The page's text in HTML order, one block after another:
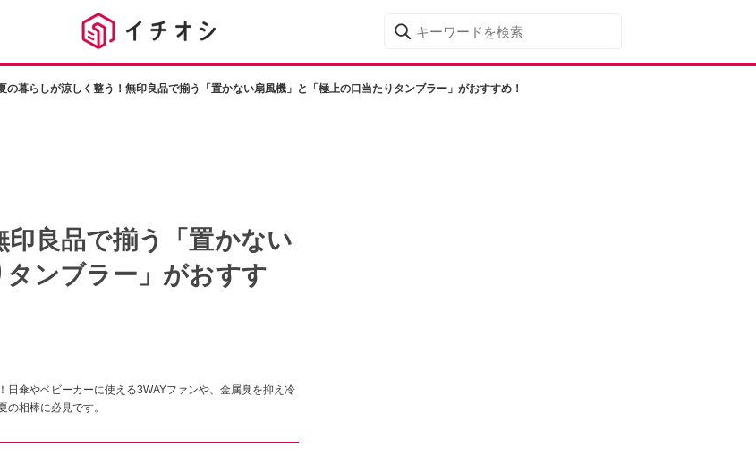
の暮らしが涼しく整う！無印良品で揃う「置かない扇風機」と「極上の口当たりタンブラー」がおすすめ！
良品で揃う「置かない
ンブラー」がおすす
傘やベビーカーに使える3WAYファンや、金属臭を抑え冷
相棒に必見です。